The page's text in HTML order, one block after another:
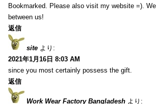
Bookmarked. Please also visit my website =).
between us!
返信
site より:
2021年1月16日 8:03 AM
since you most certainly possess the gift.
返信
Work Wear Factory Bangladesh より: